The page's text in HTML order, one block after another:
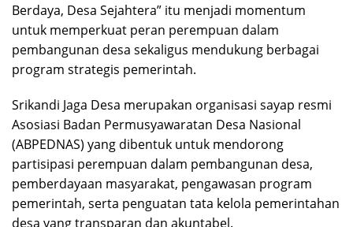
Berdaya, Desa Sejahtera” itu menjadi momentum
untuk memperkuat peran perempuan dalam
pembangunan desa sekaligus mendukung berbagai
program strategis pemerintah.
Srikandi Jaga Desa merupakan organisasi sayap resmi
Asosiasi Badan Permusyawaratan Desa Nasional
(ABPEDNAS) yang dibentuk untuk mendorong
partisipasi perempuan dalam pembangunan desa,
pemberdayaan masyarakat, pengawasan program
pemerintah, serta penguatan tata kelola pemerintahan
desa yang transparan dan akuntabel.